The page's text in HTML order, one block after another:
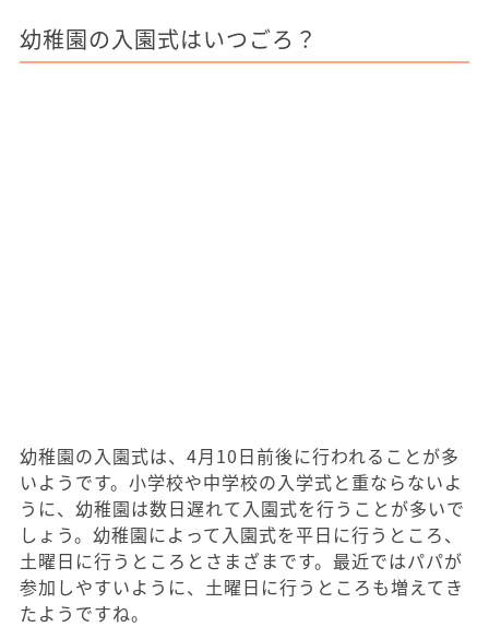
幼稚園の入園式はいつごろ？
幼稚園の入園式は、4月10日前後に行われることが多
いようです。小学校や中学校の入学式と重ならないよ
うに、幼稚園は数日遅れて入園式を行うことが多いで
しょう。幼稚園によって入園式を平日に行うところ、
土曜日に行うところとさまざまです。最近ではパパが
参加しやすいように、土曜日に行うところも増えてき
たようですね。